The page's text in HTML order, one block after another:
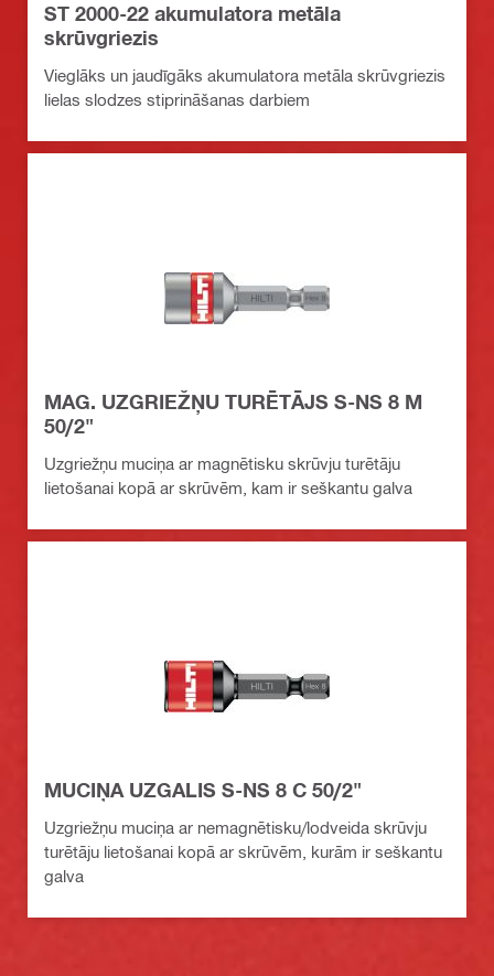
ST 2000-22 akumulatora metāla
skrūvgriezis
Vieglāks un jaudīgāks akumulatora metāla skrūvgriezis
lielas slodzes stiprināšanas darbiem
MAG. UZGRIEŽŅU TURĒTĀJS S-NS 8 M
50/2"
Uzgriežņu muciņa ar magnētisku skrūvju turētāju
lietošanai kopā ar skrūvēm, kam ir seškantu galva
MUCIŅA UZGALIS S-NS 8 C 50/2"
Uzgriežņu muciņa ar nemagnētisku/lodveida skrūvju
turētāju lietošanai kopā ar skrūvēm, kurām ir seškantu
galva